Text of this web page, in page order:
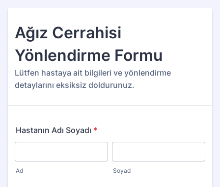
Ağız Cerrahisi
Yönlendirme Formu
Lütfen hastaya ait bilgileri ve yönlendirme
detaylarını eksiksiz doldurunuz.
Hastanın Adı Soyadı *
Ad Soyad